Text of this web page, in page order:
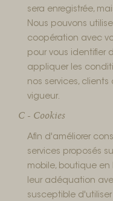
sera enregistrée,
Nous pouvons
coopération avec
pour vous identifier
appliquer les
nos services,
vigueur.
C - Cookies
Afin d'améliorer
services proposés
mobile, boutique
leur adéquation
susceptible d'utiliser